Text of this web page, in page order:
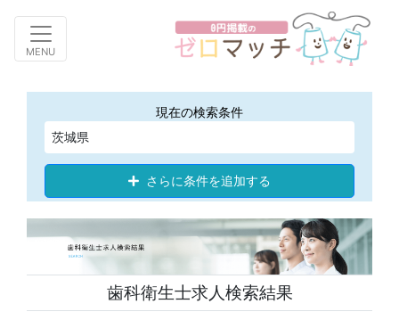
Toggle navigation
MENU
現在の検索条件
茨城県
さらに条件を追加する
歯科衛生士求人検索結果